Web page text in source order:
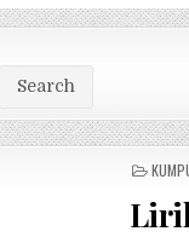
Search